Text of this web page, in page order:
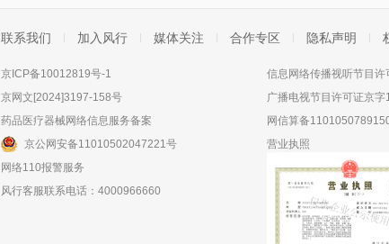
联系我们 加入风行 媒体关注 合作专区 隐私声明
京ICP备10012819号-1
京网文[2024]3197-158号
药品医疗器械网络信息服务备案
京公网安备11010502047221号
网络110报警服务
风行客服联系电话：4000966660
信息网络传播视听节目
广播电视节目许可证京
网信算备
营业执照